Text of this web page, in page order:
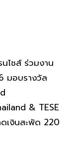
ชส์ ร่วมงาน
มอบรางวัล
& TESE
เงินสะพัด 220